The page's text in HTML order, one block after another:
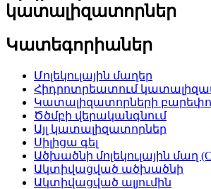
կատալիզատորներ
Կատեգորիաներ
Մոլեկուլային մաղեր
Հիդրոտրեատում
Կատալիզատորների
Ծծմբի վերականգնում
Այլ կատալիզատորներ
Սիլիցա գել
Ածխածնի մոլեկուլային մաղ
Ակտիվացված ածխածնի
Ակտիվացված ալյումին